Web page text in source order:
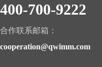
400-700-9222
合作联系邮箱：
cooperation@qwimm.com